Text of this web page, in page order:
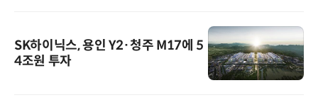
SK하이닉스, 용인 Y2·청주 M17에 5
4조원 투자